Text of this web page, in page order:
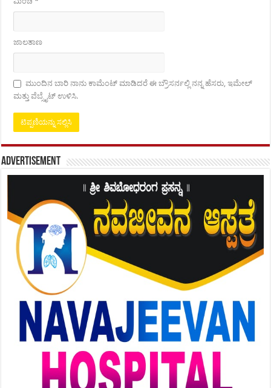
ಜಾಲತಾಣ
ಮುಂದಿನ ಬಾರಿ ನಾನು ಕಾಮೆಂಟ್ ಮಾಡಿದರೆ ಈ ಬ್ರೌಸರ್ನಲ್ಲಿ ನನ್ನ ಹೆಸರು, ಇಮೇಲ್
ಮತ್ತು ವೆಬ್ಸೈಟ್ ಉಳಿಸಿ.
Advertisement